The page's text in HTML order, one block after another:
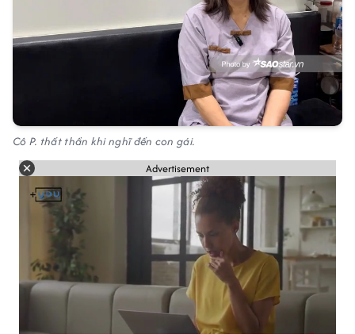
Cô P. thất thần khi nghĩ đến con gái.
Advertisement